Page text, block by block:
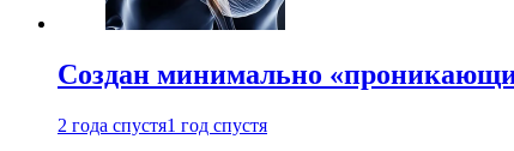
Создан минимально
2 года спустя1 год спустя